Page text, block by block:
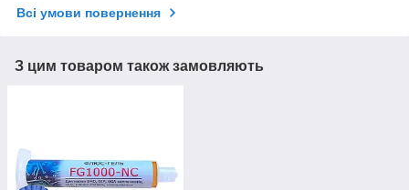
Всі умови повернення
З цим товаром також замовляють